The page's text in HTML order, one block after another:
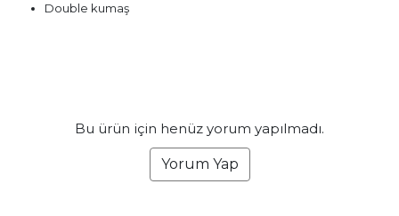
Double kumaş
Bu ürün için henüz yorum yapılmadı.
Yorum Yap